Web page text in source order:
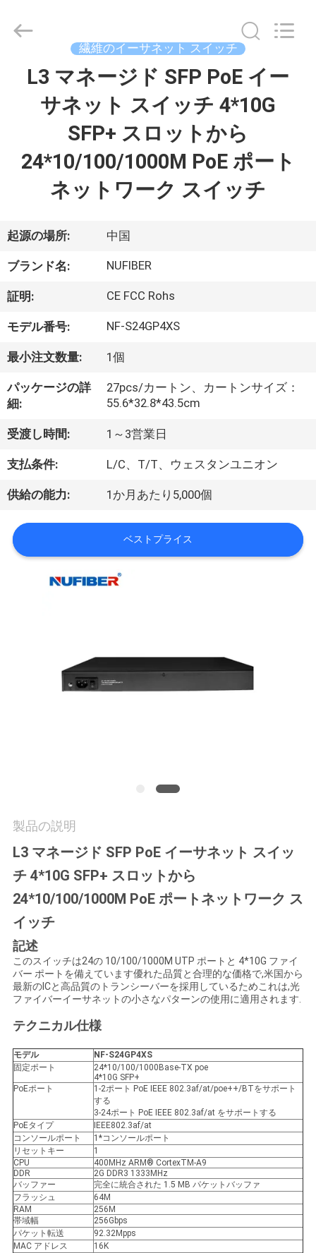
ト
私
達
に
い
て
工
場
旅
行
連
絡
し
な
さ
い
ニ
ュ
ー
引
用
を
要
2026
Technology
繊維のイーサネット スイッチ
L3 マネージド SFP PoE イー
サネット スイッチ 4*10G
SFP+ スロットから
24*10/100/1000M PoE ポート
ネットワーク スイッチ
起源の場所: 中国
ブランド名: NUFIBER
証明: CE FCC Rohs
モデル番号: NF-S24GP4XS
最小注文数量: 1個
パッケージの詳
細:
27pcs/カートン、カートンサイズ：
55.6*32.8*43.5cm
受渡し時間: 1～3営業日
支払条件: L/C、T/T、ウェスタンユニオン
供給の能力: 1か月あたり5,000個
ベストプライス
製品の説明
L3 マネージド SFP PoE イーサネット スイッ
チ 4*10G SFP+ スロットから
24*10/100/1000M PoE ポートネットワーク ス
イッチ
記述
このスイッチは24の 10/100/1000M UTP ポートと 4*10G ファイ
バー ポートを備えています優れた品質と合理的な価格で,米国から
最新のICと高品質のトランシーバーを採用しているためこれは,光
ファイバーイーサネットの小さなパターンの使用に適用されます.
テクニカル仕様
モデル
NF-S24GP4XS
固定ポート
24*10/100/1000Base-TX poe
4*10G SFP+
PoEポート
1-2ポート PoE IEEE 802.3af/at/poe++/BTをサポート
する
3-24ポート PoE IEEE 802.3af/at をサポートする
PoEタイプ
IEEE802.3af/at
コンソールポート
1*コンソールポート
リセットキー
1
CPU
400MHz ARM® CortexTM-A9
DDR
2G DDR3 1333MHz
バッファー
完全に統合された 1.5 MB パケットバッファ
フラッシュ
64M
RAM
256M
帯域幅
256Gbps
パケット転送
92.32Mpps
MAC アドレス
16K